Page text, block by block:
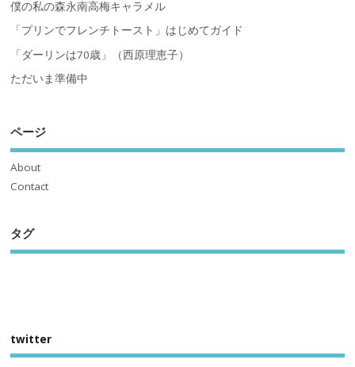
僕の私の森永南高梅キャラメル
「プリンでフレンチトースト」はじめてガイド
「ダーリンは70歳」（西原理恵子）
ただいま準備中
ページ
About
Contact
タグ
twitter